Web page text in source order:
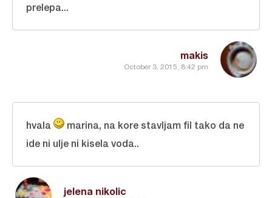
makis
October 3, 2015, 8:42 pm
prelepa...
jelena nikolic
hvala
marina, na kore stavljam fil tako da ne
ide ni ulje ni kisela voda..